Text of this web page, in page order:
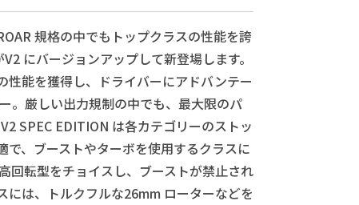
規格の中でもトップクラスの性能を誇
にバージョンアップして新登場します。
性能を獲得し、ドライバーにアドバンテー
。厳しい出力規制の中でも、最大限のパ
SPEC EDITION は各カテゴリーのストッ
で、ブーストやターボを使用するクラスに
回転型をチョイスし、ブーストが禁止され
には、トルクフルな26mm ローターなどを